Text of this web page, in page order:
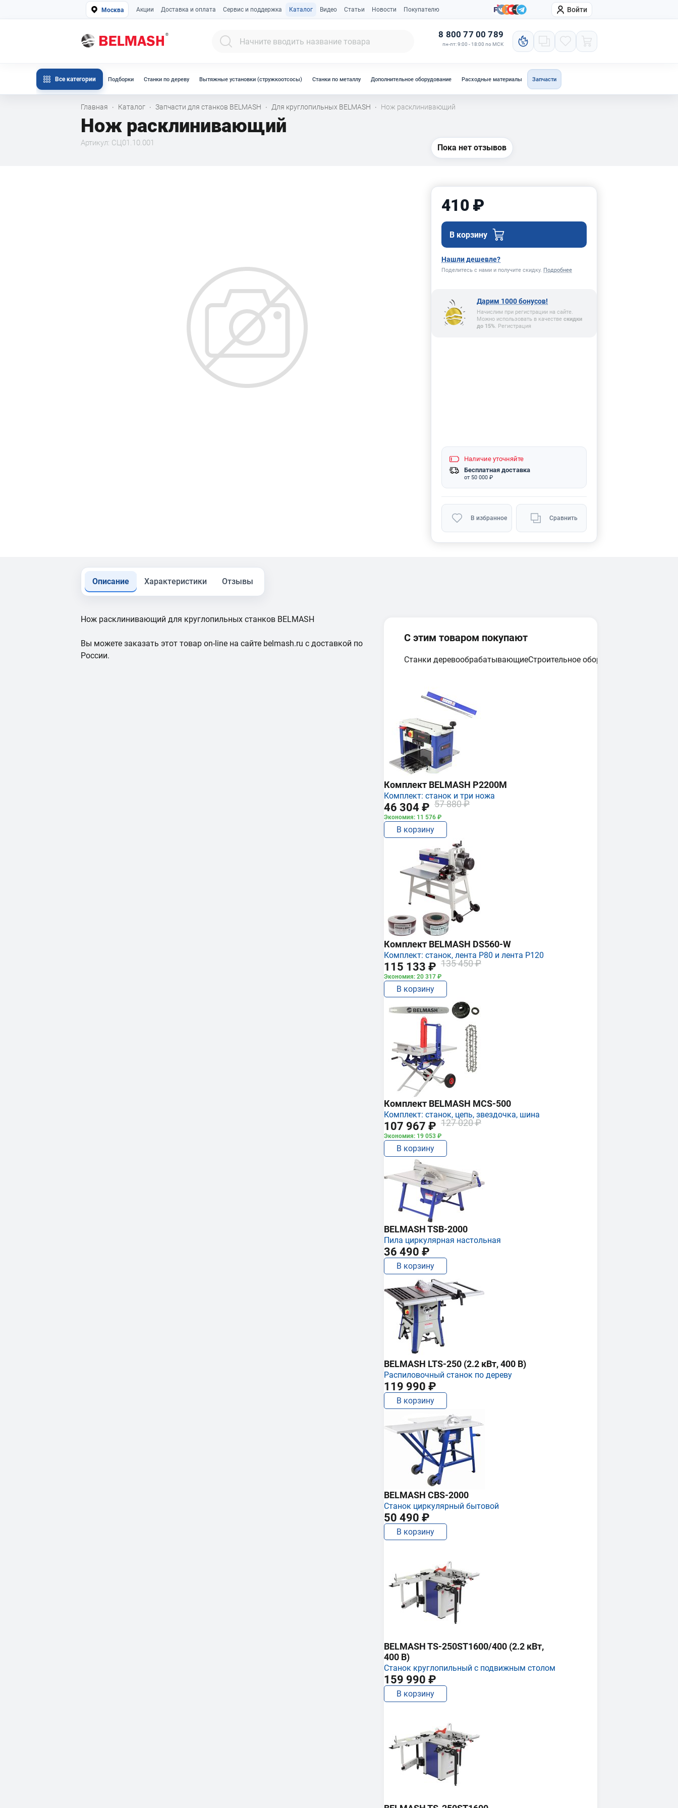
Москва Акции Доставка и оплата Сервис и поддержка Каталог Видео Статьи Новости Покупателю Компания Войти
8 800 77 00 789
пн-пт: 9:00 - 18:00 по МСК
Все категории Подборки Станки по дереву Вытяжные установки (стружкоотсосы) Станки по металлу Дополнительное оборудование Расходные материалы Запчасти
Главная · Каталог · Запчасти для станков BELMASH · Для круглопильных BELMASH · Нож расклинивающий
Нож расклинивающий
Артикул: СЦ01.10.001 Пока нет отзывов
410 ₽
В корзину
Нашли дешевле?
Поделитесь с нами и получите скидку. Подробнее
Дарим 1000 бонусов!
Начислим при регистрации на сайте.
Можно использовать в качестве скидки
до 15%. Регистрация
Наличие уточняйте
Бесплатная доставка
от 50 000 ₽
В избранное Сравнить
Описание Характеристики Отзывы
Нож расклинивающий для круглопильных станков BELMASH
Вы можете заказать этот товар on-line на сайте belmash.ru с доставкой по
России.
С этим товаром покупают
Станки деревообрабатывающиеСтроительное оборудование
Комплект BELMASH P2200M
Комплект: станок и три ножа
46 304 ₽ 57 880 ₽
Экономия: 11 576 ₽
В корзину
Комплект BELMASH DS560-W
Комплект: станок, лента P80 и лента P120
115 133 ₽ 135 450 ₽
Экономия: 20 317 ₽
В корзину
Комплект BELMASH MCS-500
Комплект: станок, цепь, звездочка, шина
107 967 ₽ 127 020 ₽
Экономия: 19 053 ₽
В корзину
BELMASH TSB-2000
Пила циркулярная настольная
36 490 ₽
В корзину
BELMASH LTS-250 (2.2 кВт, 400 В)
Распиловочный станок по дереву
119 990 ₽
В корзину
BELMASH CBS-2000
Станок циркулярный бытовой
50 490 ₽
В корзину
BELMASH TS-250ST1600/400 (2.2 кВт,
400 В)
Станок круглопильный с подвижным столом
159 990 ₽
В корзину